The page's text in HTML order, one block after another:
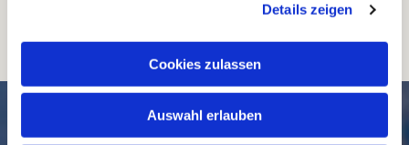
Details zeigen
Cookies zulassen
Auswahl erlauben
SCHNELL // NAVIGIERT